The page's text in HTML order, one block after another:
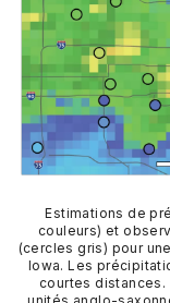
Estimations de
couleurs) et
(cercles gris) pour
Iowa. Les
courtes